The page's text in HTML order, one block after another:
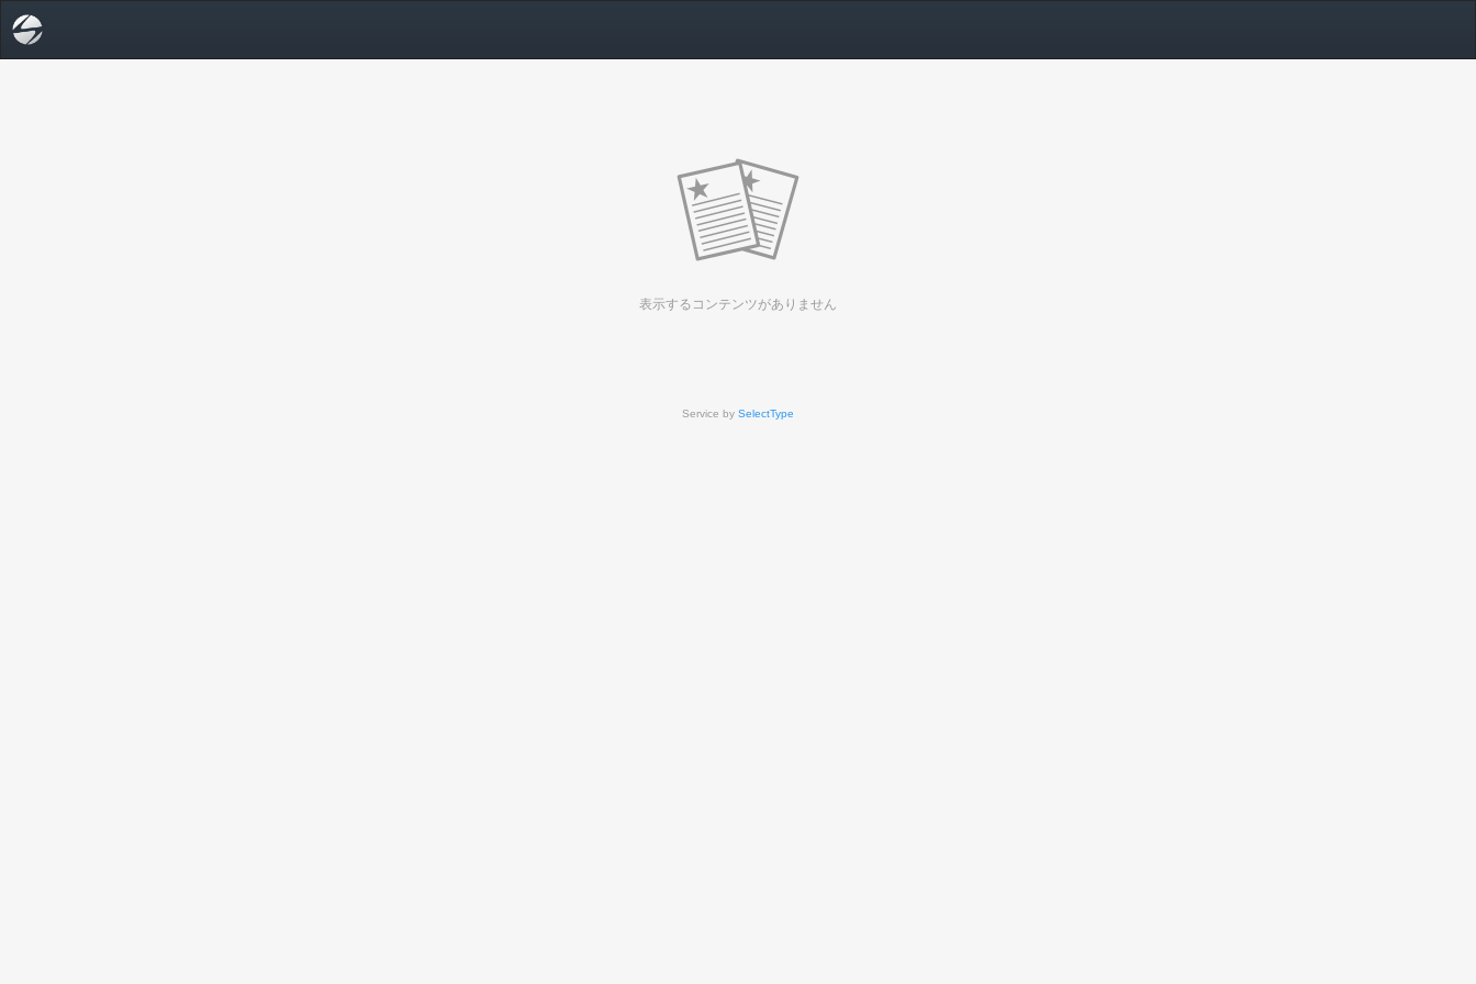
表示するコンテンツがありません
Service by SelectType